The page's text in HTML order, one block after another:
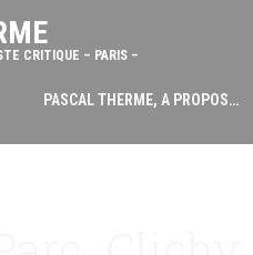
CRITIQUE – PARIS –
PASCAL THERME, A PROPOS…